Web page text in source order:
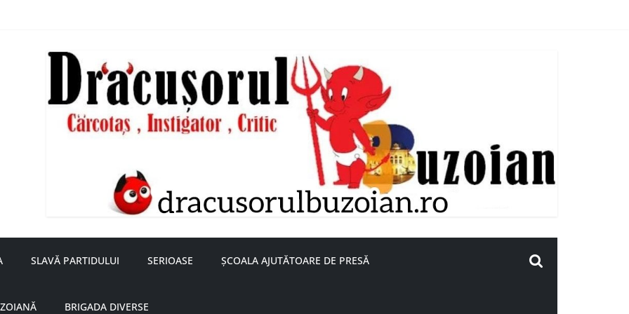
SLAVĂ PARTIDULUI SERIOASE ȘCOALA AJUTĂTOARE DE PRESĂ
BRIGADA DIVERSE